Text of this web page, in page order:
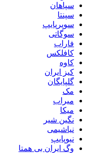
سپاهان
سپنتا
سوپرپایپ
سوگاتی
فاراب
کافلکس
کاوه
کیز ایران
گلپایگان
مک
میراب
میکا
نگین شیر
نیاشیمی
نیوپایپ
وگ ایران بی همتا